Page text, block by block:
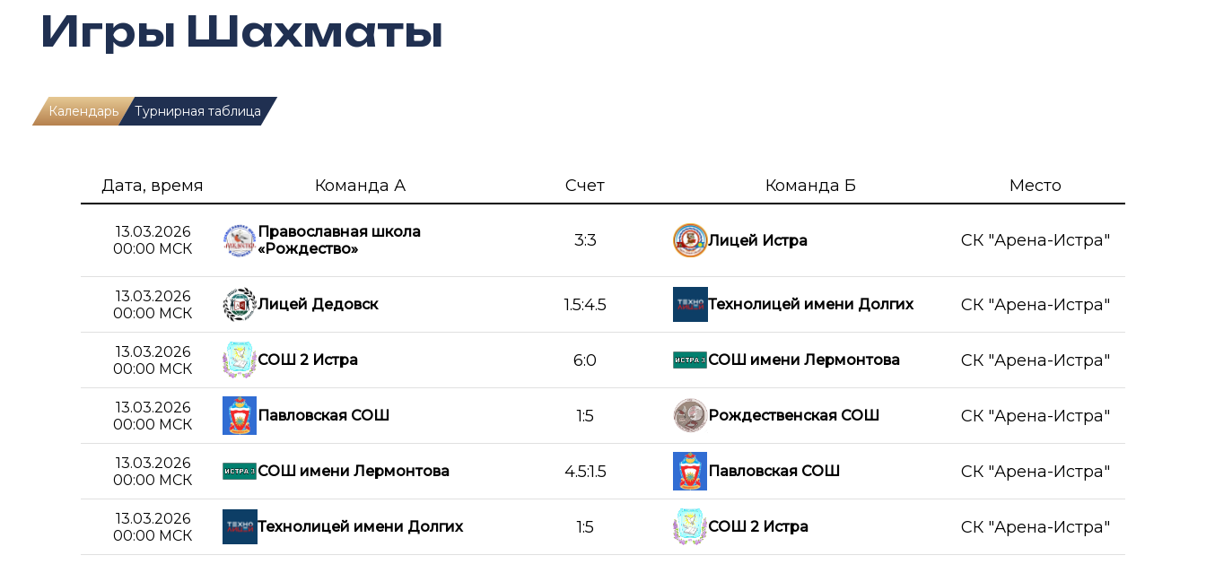
Игры Шахматы
Календарь Турнирная таблица
Дата, время Команда А Счет Команда Б Место
13.03.2026
00:00 МСК
Православная школа
«Рождество»
3:3 Лицей Истра СК "Арена-Истра"
13.03.2026
00:00 МСК
Лицей Дедовск 1.5:4.5 Технолицей имени Долгих СК "Арена-Истра"
13.03.2026
00:00 МСК
СОШ 2 Истра 6:0 СОШ имени Лермонтова СК "Арена-Истра"
13.03.2026
00:00 МСК
Павловская СОШ 1:5 Рождественская СОШ СК "Арена-Истра"
13.03.2026
00:00 МСК
СОШ имени Лермонтова 4.5:1.5 Павловская СОШ СК "Арена-Истра"
13.03.2026
00:00 МСК
Технолицей имени Долгих 1:5 СОШ 2 Истра СК "Арена-Истра"